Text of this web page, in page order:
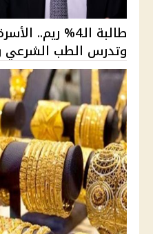
طالبة الـ4%
وتدرس الطب الشرعي